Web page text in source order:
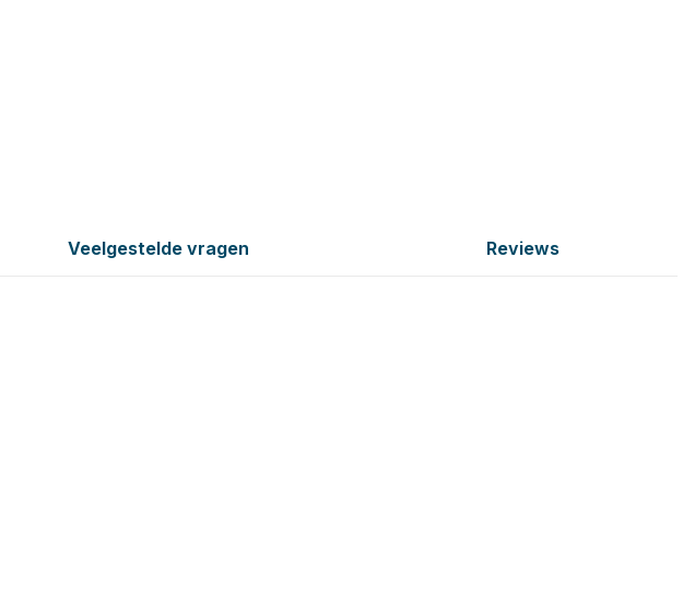
Veelgestelde vragen Reviews